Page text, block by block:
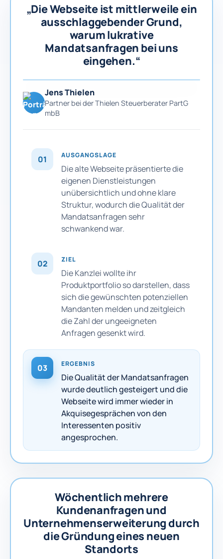
„Die Webseite ist mittlerweile ein
ausschlaggebender Grund,
warum lukrative
Mandatsanfragen bei uns
eingehen.“
Jens Thielen
Partner bei der Thielen Steuerberater PartG
mbB
01 AUSGANGSLAGE
Die alte Webseite präsentierte die
eigenen Dienstleistungen
unübersichtlich und ohne klare
Struktur, wodurch die Qualität der
Mandatsanfragen sehr
schwankend war.
02 ZIEL
Die Kanzlei wollte ihr
Produktportfolio so darstellen, dass
sich die gewünschten potenziellen
Mandanten melden und zeitgleich
die Zahl der ungeeigneten
Anfragen gesenkt wird.
03 ERGEBNIS
Die Qualität der Mandatsanfragen
wurde deutlich gesteigert und die
Webseite wird immer wieder in
Akquisegesprächen von den
Interessenten positiv
angesprochen.
Wöchentlich mehrere
Kundenanfragen und
Unternehmenserweiterung durch
die Gründung eines neuen
Standorts